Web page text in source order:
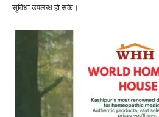
सुविधा उपलब्ध हो सके।